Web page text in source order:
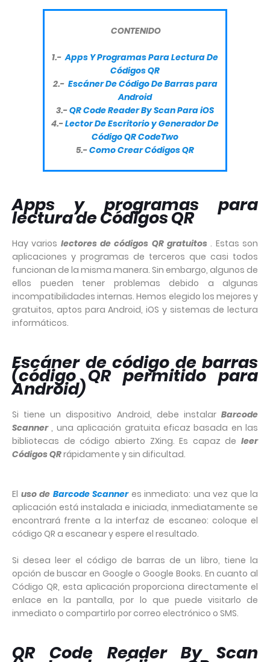
CONTENIDO
1.-Apps Y Programas Para Lectura De
Códigos QR
2.- Escáner De Código De Barras para
Android
3.-QR Code Reader By Scan Para iOS
4.-Lector De Escritorio y Generador De
Código QR CodeTwo
5.-Como Crear Códigos QR
Apps y programas para
lectura de Códigos QR
Hay varios lectores de códigos QR gratuitos . Estas son
aplicaciones y programas de terceros que casi todos
funcionan de la misma manera. Sin embargo, algunos de
ellos pueden tener problemas debido a algunas
incompatibilidades internas. Hemos elegido los mejores y
gratuitos, aptos para Android, iOS y sistemas de lectura
informáticos.
Escáner de código de barras
(código QR permitido para
Android)
Si tiene un dispositivo Android, debe instalarBarcode
Scanner, una aplicación gratuita eficaz basada en las
bibliotecas de código abierto ZXing. Es capaz de leer
Códigos QRrápidamente y sin dificultad.
El uso de Barcode Scanneres inmediato: una vez que la
aplicación está instalada e iniciada, inmediatamente se
encontrará frente a la interfaz de escaneo: coloque el
código QR a escanear y espere el resultado.
Si desea leer el código de barras de un libro, tiene la
opción de buscar en Google o Google Books. En cuanto al
Código QR, esta aplicación proporciona directamente el
enlace en la pantalla, por lo que puede visitarlo de
inmediato o compartirlo por correo electrónico o SMS.
QR Code Reader By Scan